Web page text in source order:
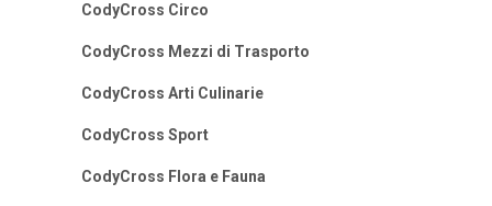
CodyCross Circo
CodyCross Mezzi di Trasporto
CodyCross Arti Culinarie
CodyCross Sport
CodyCross Flora e Fauna